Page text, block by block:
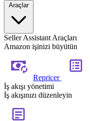
Araçlar
Seller Assistant Araçları
Amazon işinizi büyütün
Repricer
İş akışı yönetimi
İş akışınızı düzenleyin